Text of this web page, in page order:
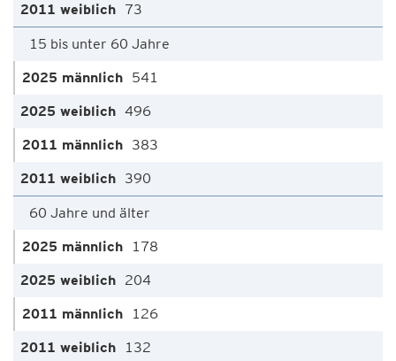
73
15 bis unter 60 Jahre
541
496
383
390
60 Jahre und älter
178
204
126
132